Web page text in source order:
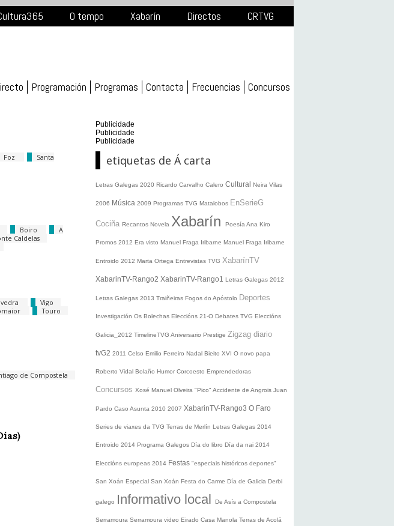
O tempo Xabarín Directos CRTVG
Programación Programas Contacta Frecuencias Concursos
Foz
Santa
Boiro
A
Caldelas
Vigo
Touro
de Compostela
Publicidade
Publicidade
Publicidade
etiquetas de Á carta
Letras Galegas 2020 Ricardo Carvalho Calero Cultural Neira Vilas
2006 Música 2009 Programas TVG Matalobos EnSerieG
Cociña Recantos Novela Xabarín Poesía Ana Kiro
Promos 2012 Era visto Manuel Fraga Iribarne Manuel Fraga Iribarne
Entroido 2012 Marta Ortega Entrevistas TVG XabarínTV
XabarinTV-Rango2 XabarinTV-Rango1 Letras Galegas 2012
Letras Galegas 2013 Traiñeiras Fogos do Apóstolo Deportes
Investigación Os Bolechas Eleccións 21-O Debates TVG Eleccións
Galicia_2012 TimelineTVG Aniversario Prestige Zigzag diario
tvG2 2011 Celso Emilio Ferreiro Nadal Bieito XVI O novo papa
Roberto Vidal Bolaño Humor Corcoesto Emprendedoras
Concursos Xosé Manuel Olveira "Pico" Accidente de Angrois Juan
Pardo Caso Asunta 2010 2007 XabarinTV-Rango3 O Faro
Series de viaxes da TVG Terras de Merlín Letras Galegas 2014
Entroido 2014 Programa Galegos Día do libro Día da nai 2014
Eleccións europeas 2014 Festas "especiais históricos deportes"
San Xoán Especial San Xoán Festa do Carme Día de Galicia Derbi
galego Informativo local De Asís a Compostela
Serramoura Serramoura video Eirado Casa Manola Terras de Acolá